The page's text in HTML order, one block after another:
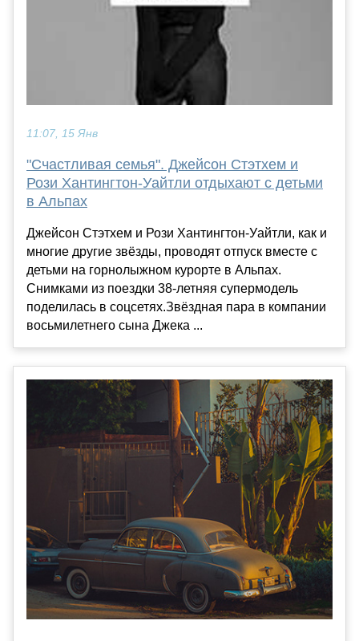
11:07, 15 Янв
"Счастливая семья". Джейсон Стэтхем и
Рози Хантингтон-Уайтли отдыхают с детьми
в Альпах
Джейсон Стэтхем и Рози Хантингтон-Уайтли, как и
многие другие звёзды, проводят отпуск вместе с
детьми на горнолыжном курорте в Альпах.
Снимками из поездки 38-летняя супермодель
поделилась в соцсетях.Звёздная пара в компании
восьмилетнего сына Джека ...